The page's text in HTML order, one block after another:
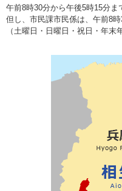
午前8時30分から午後5時15分ま
但し、市民課市民係は、午前8
（土曜日・日曜日・祝日・年末